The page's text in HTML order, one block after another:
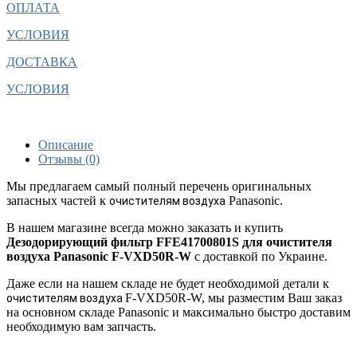
ОПЛАТА
УСЛОВИЯ
ДОСТАВКА
УСЛОВИЯ
Описание
Отзывы (0)
Мы предлагаем самый полный перечень оригинальных
запасных частей к очистителям воздуха Panasonic.
В нашем магазине всегда можно заказать и купить
Дезодорирующий фильтр FFE41700801S для очистителя
воздуха Panasonic F-VXD50R-W с доставкой по Украине.
Даже если на нашем складе не будет необходимой детали к
очистителям воздуха F-VXD50R-W, мы разместим Ваш заказ
на основном складе Panasonic и максимально быстро доставим
необходимую вам запчасть.